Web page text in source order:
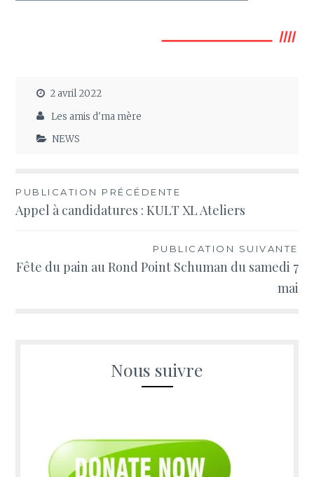
2 avril 2022
Les amis d'ma mère
NEWS
Navigation
de
PUBLICATION PRÉCÉDENTE
Appel à candidatures : KULT XL Ateliers
PUBLICATION SUIVANTE
Fête du pain au Rond Point Schuman du samedi 7
mai
Nous suivre